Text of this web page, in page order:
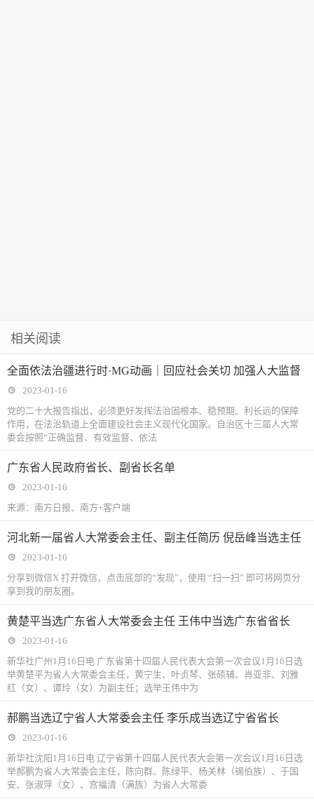
相关阅读
全面依法治疆进行时·MG动画｜回应社会关切 加强人大监督
2023-01-16
党的二十大报告指出，必须更好发挥法治固根本、稳预期、利长远的保障
作用，在法治轨道上全面建设社会主义现代化国家。自治区十三届人大常
委会按照“正确监督、有效监督、依法
广东省人民政府省长、副省长名单
2023-01-16
来源：南方日报、南方+客户端
河北新一届省人大常委会主任、副主任简历 倪岳峰当选主任
2023-01-16
分享到微信X 打开微信，点击底部的“发现”，使用 “扫一扫” 即可将网页分
享到我的朋友圈。
黄楚平当选广东省人大常委会主任 王伟中当选广东省省长
2023-01-16
新华社广州1月16日电 广东省第十四届人民代表大会第一次会议1月16日选
举黄楚平为省人大常委会主任，黄宁生、叶贞琴、张硕辅、肖亚非、刘雅
红（女）、谭玲（女）为副主任；选举王伟中为
郝鹏当选辽宁省人大常委会主任 李乐成当选辽宁省省长
2023-01-16
新华社沈阳1月16日电 辽宁省第十四届人民代表大会第一次会议1月16日选
举郝鹏为省人大常委会主任，陈向群、陈绿平、杨关林（锡伯族）、于国
安、张淑萍（女）、宫福清（满族）为省人大常委